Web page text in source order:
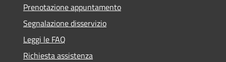
Prenotazione appuntamento
Segnalazione disservizio
Leggi le FAQ
Richiesta assistenza